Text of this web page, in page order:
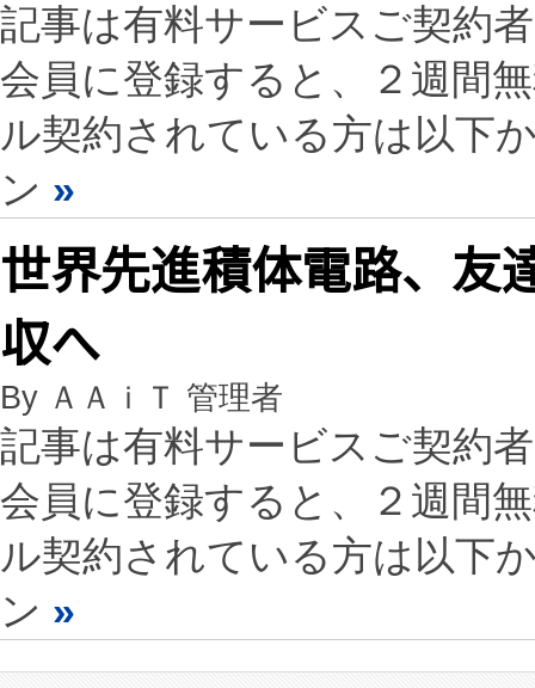
記事は有料サービスご契約
会員に登録すると、２週間
ル契約されている方は以下
ン »
世界先進積体電路、友
収へ
By ＡＡｉＴ 管理者
記事は有料サービスご契約
会員に登録すると、２週間
ル契約されている方は以下
ン »